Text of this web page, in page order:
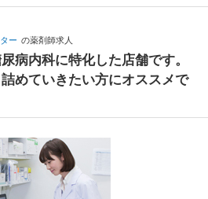
ー の薬剤師求人
病内科に特化した店舗です。
めていきたい方にオススメで